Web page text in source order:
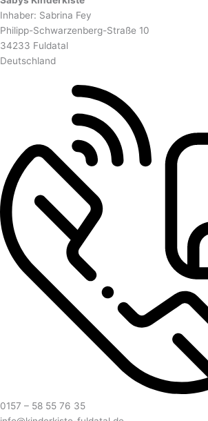
Inhaber: Sabrina Fey
Philipp-Schwarzenberg-Straße 10
34233 Fuldatal
Deutschland
0157 – 58 55 76 35